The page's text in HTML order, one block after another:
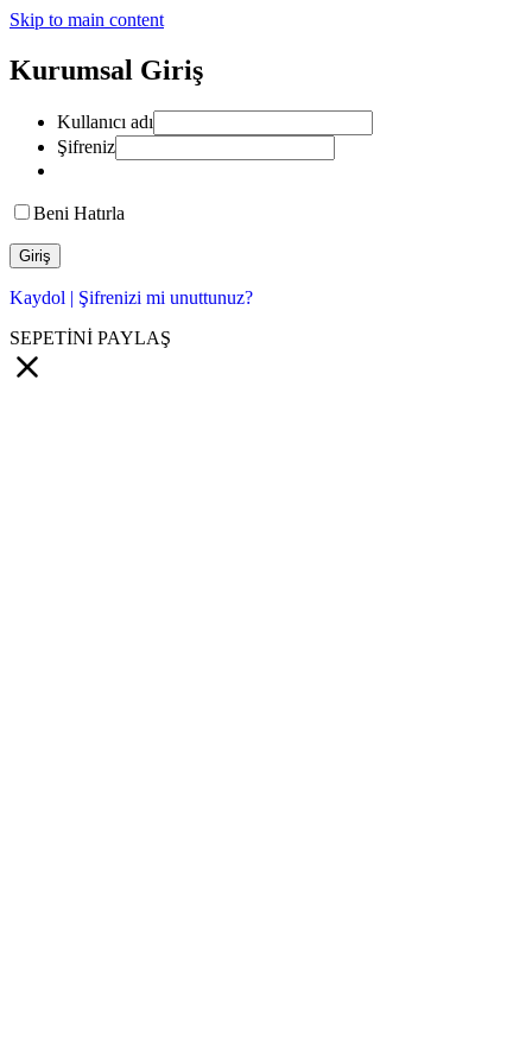
Skip to main content
Kurumsal Giriş
Kullanıcı adı
Şifreniz
Beni Hatırla
Kaydol | Şifrenizi mi unuttunuz?
SEPETİNİ PAYLAŞ